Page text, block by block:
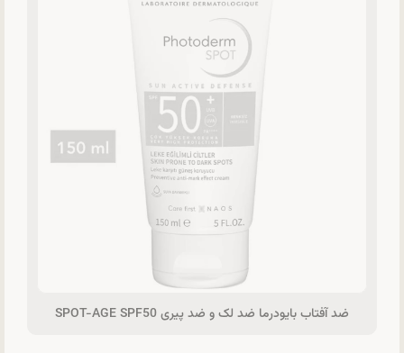
ضد آفتاب بایودرما ضد لک و ضد پیری SPOT-AGE SPF50